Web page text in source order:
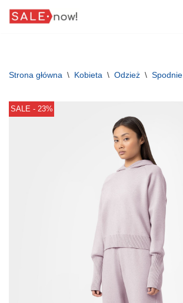
Strona główna \ Kobieta \ Odzież \ Spodnie
SALE - 23%